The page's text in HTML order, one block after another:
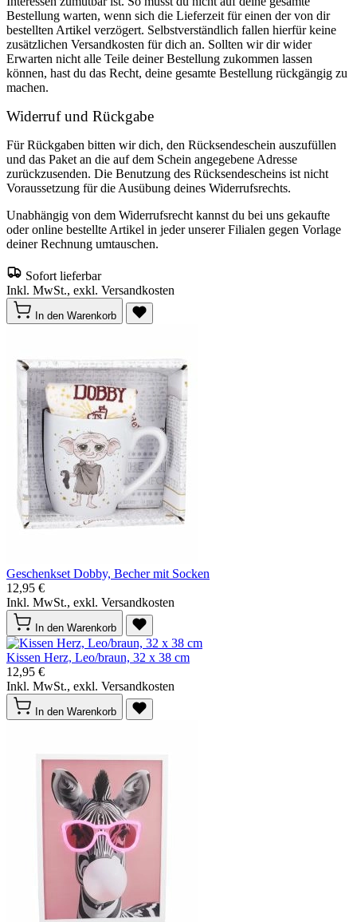
Bestellung warten, wenn sich die Lieferzeit für einen der von dir
bestellten Artikel verzögert. Selbstverständlich fallen hierfür keine
zusätzlichen Versandkosten für dich an. Sollten wir dir wider
Erwarten nicht alle Teile deiner Bestellung zukommen lassen
können, hast du das Recht, deine gesamte Bestellung rückgängig zu
machen.
Widerruf und Rückgabe
Für Rückgaben bitten wir dich, den Rücksendeschein auszufüllen
und das Paket an die auf dem Schein angegebene Adresse
zurückzusenden. Die Benutzung des Rücksendescheins ist nicht
Voraussetzung für die Ausübung deines Widerrufsrechts.
Unabhängig von dem Widerrufsrecht kannst du bei uns gekaufte
oder online bestellte Artikel in jeder unserer Filialen gegen Vorlage
deiner Rechnung umtauschen.
Sofort lieferbar
Inkl. MwSt., exkl. Versandkosten
In den Warenkorb
Geschenkset Dobby, Becher mit Socken
12,95 €
Inkl. MwSt., exkl. Versandkosten
In den Warenkorb
Kissen Herz, Leo/braun, 32 x 38 cm
12,95 €
Inkl. MwSt., exkl. Versandkosten
In den Warenkorb